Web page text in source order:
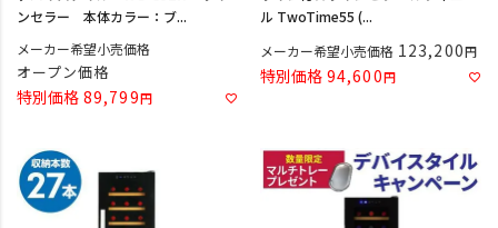
ンセラー 本体カラー：ブ...
メーカー希望小売価格
オープン価格
特別価格 89,799
ル TwoTime55 (...
メーカー希望小売価格 123,200
特別価格 94,600